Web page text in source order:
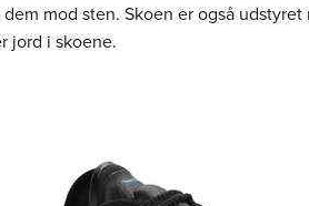
mod sten. Skoen er også
jord i skoene.